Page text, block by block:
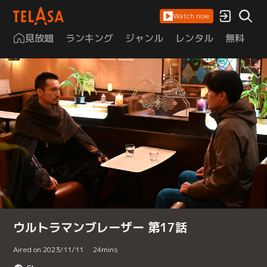
Watch now
見放題 ランキング ジャンル レンタル 無料
ウルトラマンブレーザー 第17話
Aired on 2023/11/11 24mins